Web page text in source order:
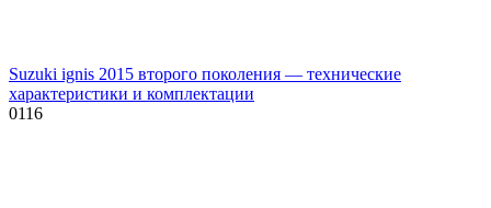
Suzuki ignis 2015 второго поколения — технические
характеристики и комплектации
0116